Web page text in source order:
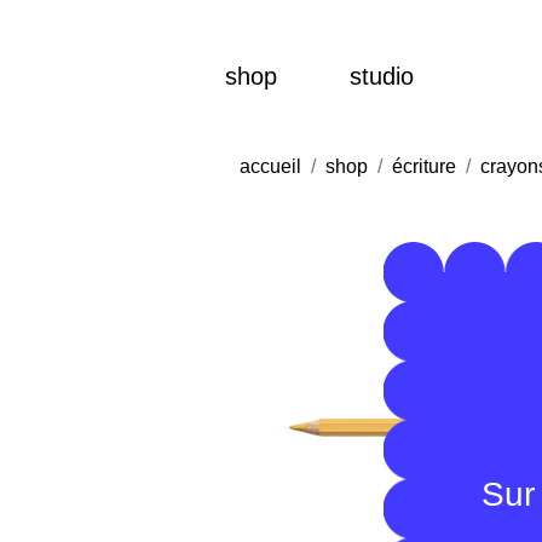
shop studio
accueil shop écriture